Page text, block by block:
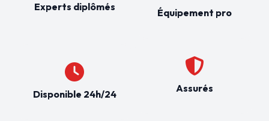
Experts diplômés
Disponible 24h/24
Équipement pro
Assurés